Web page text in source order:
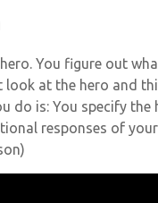
You figure out
at the hero and
do is: You specify the
responses of